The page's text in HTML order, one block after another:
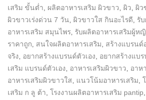
เสริม ขั้นต่ำ
ผลิตอาหารเสริม ผิวขาว ผิว ผิว
ผิวขาวเร่งด่วน 7 วัน ผิวขาวใส กินอะไรดี รั
อาหารเสริม สมุนไพร รับผลิตอาหารเสริมผู้ห
ราคาถูก สนใจผลิตอาหารเสริม สร้างแบรนด์
จริง
อยากสร้างแบรนด์ตัวเอง อยากสร้างแบ
เสริม แบรนด์ตัวเอง
อาหารเสริมผิวขาว อาห
อาหารเสริมผิวขาวใส
แนวโน้มอาหารเสริม
เสริม ก ลู ต้า โรงงานผลิตอาหารเสริม pantip